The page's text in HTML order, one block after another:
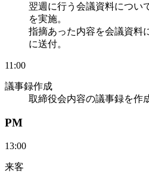
翌週に行う会議資料につい
を実施。
指摘あった内容を会議資料
に送付。
11:00
議事録作成
取締役会内容の議事録を作
PM
13:00
来客